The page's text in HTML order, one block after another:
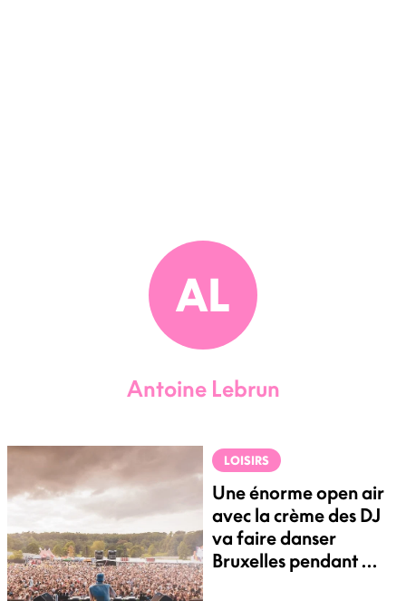
AL
Antoine Lebrun
LOISIRS
Une énorme open air
avec la crème des DJ
va faire danser
Bruxelles pendant 9h